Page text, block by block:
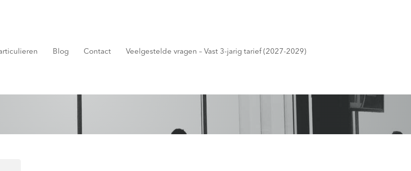
Blog Contact Veelgestelde vragen – Vast 3-jarig tarief (2027-2029)